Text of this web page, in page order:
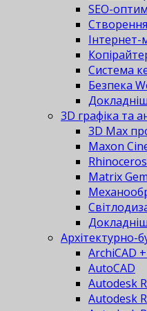
SEO-
Інтернет-
Система
Безпека
3D графіка та
3D Max
Maxon
Matrix
Архітектурно-
ArchiCAD
AutoCAD
Autodesk
Autodesk